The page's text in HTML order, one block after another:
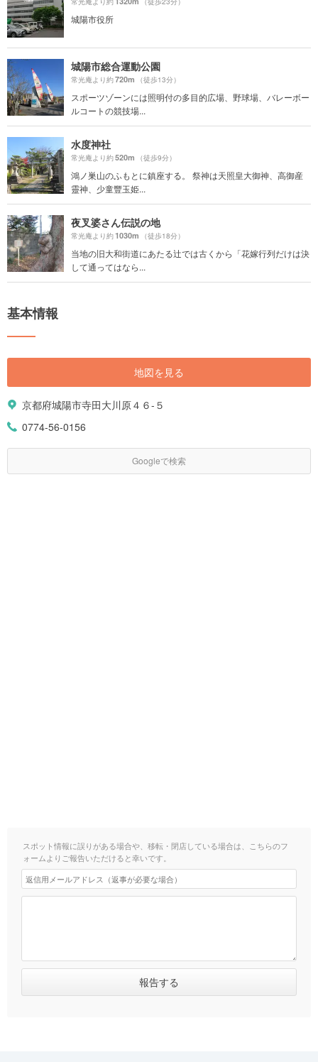
城陽市役所
城陽市総合運動公園
常光庵より約720m （徒歩13分）
スポーツゾーンには照明付の多目的広場、野球場、バレーボー
ルコートの競技場...
水度神社
常光庵より約520m （徒歩9分）
鴻ノ巣山のふもとに鎮座する。 祭神は天照皇大御神、高御産
靈神、少童豐玉姫...
夜叉婆さん伝説の地
常光庵より約1030m （徒歩18分）
当地の旧大和街道にあたる辻では古くから「花嫁行列だけは決
して通ってはなら...
基本情報
地図を見る
京都府城陽市寺田大川原４６-５
0774-56-0156
Googleで検索
スポット情報に誤りがある場合や、移転・閉店している場合は、こちらのフ
ォームよりご報告いただけると幸いです。